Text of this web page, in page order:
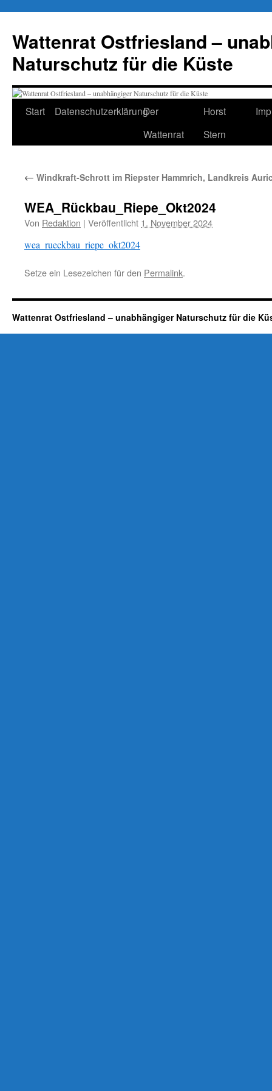
springen
Wattenrat Ostfriesland –
Naturschutz für die Küste
Start DatenschutzerklärungDer
Wattenrat
Horst
Stern
← Windkraft-Schrott im Riepster Hammrich, Landkreis
WEA_Rückbau_Riepe_Okt2024
Von Redaktion | Veröffentlicht 1. November 2024
wea_rueckbau_riepe_okt2024
Setze ein Lesezeichen für den Permalink.
Wattenrat Ostfriesland – unabhängiger Naturschutz für die